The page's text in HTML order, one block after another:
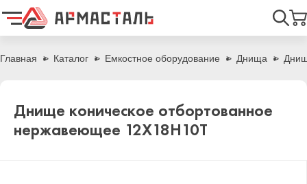
Главная Каталог Емкостное оборудование Днища
Днище коническое отбортованное
нержавеющее 12Х18Н10Т